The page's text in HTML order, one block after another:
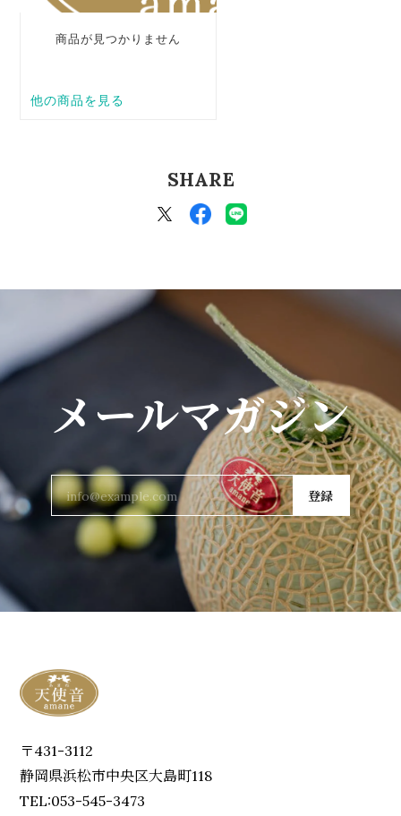
SHARE
メールマガジン
登録
〒431-3112
静岡県浜松市中央区大島町118
TEL:053-545-3473